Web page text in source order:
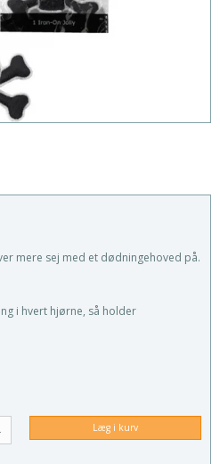
mere sej med et dødningehoved på.
i hvert hjørne, så holder
Læg i kurv